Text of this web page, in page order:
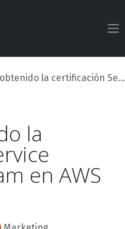
certificación Service Delivery Program en AWS Lambda
la
en AWS